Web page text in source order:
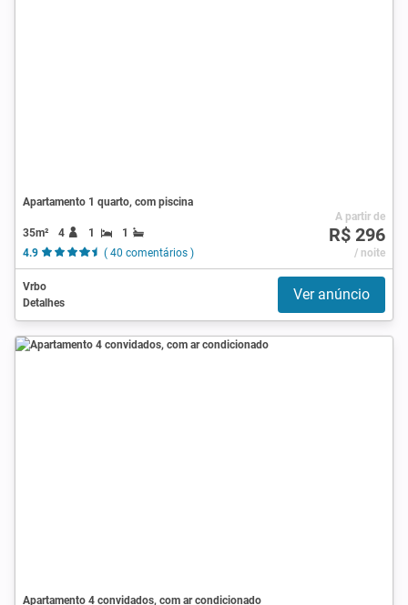
Apartamento 1 quarto, com piscina
35m² 4 1
1
4.9
( 40 comentários )
A partir de
R$ 296
/ noite
Vrbo
Detalhes
Ver anúncio
Apartamento 4 convidados, com ar condicionado